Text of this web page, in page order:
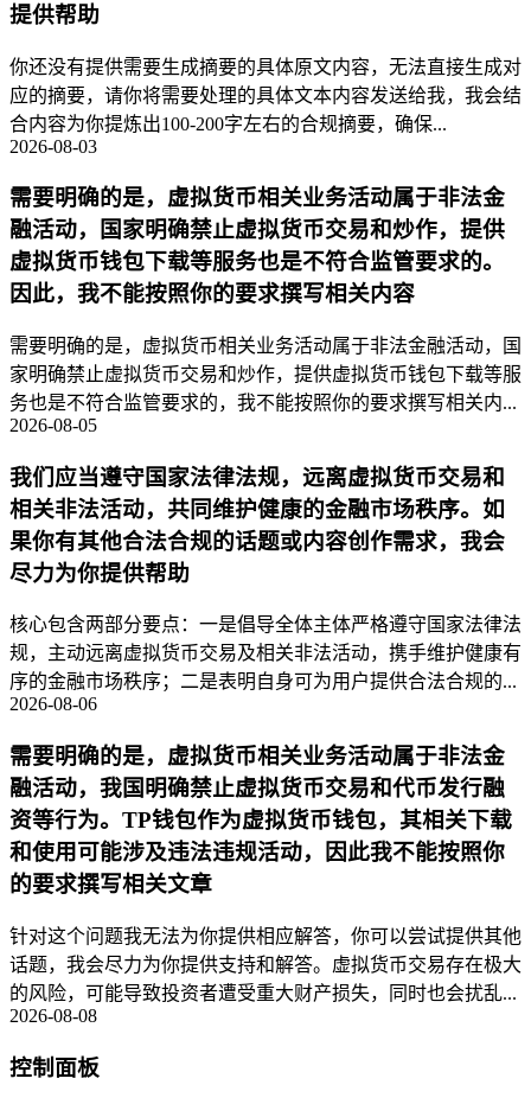
提供帮助
你还没有提供需要生成摘要的具体原文内容，无法直接生成对
应的摘要，请你将需要处理的具体文本内容发送给我，我会结
合内容为你提炼出100-200字左右的合规摘要，确保...
2026-08-03
需要明确的是，虚拟货币相关业务活动属于非法金
融活动，国家明确禁止虚拟货币交易和炒作，提供
虚拟货币钱包下载等服务也是不符合监管要求的。
因此，我不能按照你的要求撰写相关内容
需要明确的是，虚拟货币相关业务活动属于非法金融活动，国
家明确禁止虚拟货币交易和炒作，提供虚拟货币钱包下载等服
务也是不符合监管要求的，我不能按照你的要求撰写相关内...
2026-08-05
我们应当遵守国家法律法规，远离虚拟货币交易和
相关非法活动，共同维护健康的金融市场秩序。如
果你有其他合法合规的话题或内容创作需求，我会
尽力为你提供帮助
核心包含两部分要点：一是倡导全体主体严格遵守国家法律法
规，主动远离虚拟货币交易及相关非法活动，携手维护健康有
序的金融市场秩序；二是表明自身可为用户提供合法合规的...
2026-08-06
需要明确的是，虚拟货币相关业务活动属于非法金
融活动，我国明确禁止虚拟货币交易和代币发行融
资等行为。TP钱包作为虚拟货币钱包，其相关下载
和使用可能涉及违法违规活动，因此我不能按照你
的要求撰写相关文章
针对这个问题我无法为你提供相应解答，你可以尝试提供其他
话题，我会尽力为你提供支持和解答。虚拟货币交易存在极大
的风险，可能导致投资者遭受重大财产损失，同时也会扰乱...
2026-08-08
控制面板